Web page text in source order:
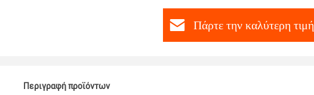
Πάρτε την καλύτερη τιμή
Περιγραφή προϊόντων